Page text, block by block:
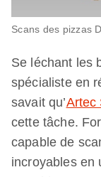
Scans des pizzas
Se léchant les
spécialiste en
savait qu’Artec
cette tâche.
capable de
incroyables en